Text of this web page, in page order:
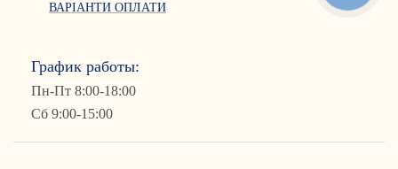
График работы:
Пн-Пт 8:00-18:00
Сб 9:00-15:00
ВАРІАНТИ ОПЛАТИ